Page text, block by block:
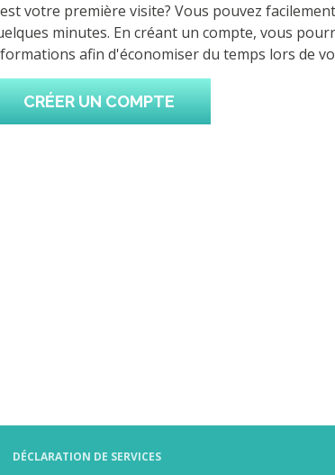
votre première visite? Vous pouvez
minutes. En créant un compte, vous
afin d'économiser du temps lors de
CRÉER UN COMPTE
DÉCLARATION DE SERVICES